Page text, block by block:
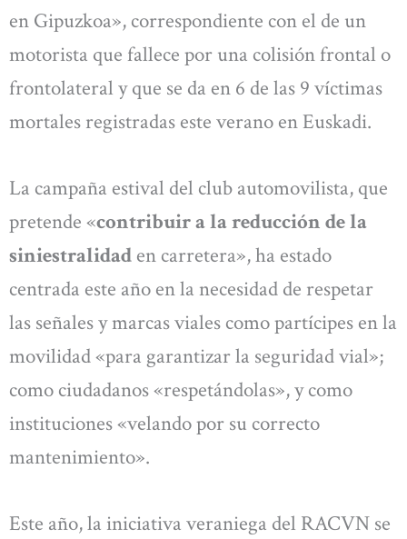
en Gipuzkoa», correspondiente con el de un
motorista que fallece por una colisión frontal o
frontolateral y que se da en 6 de las 9 víctimas
mortales registradas este verano en Euskadi.
La campaña estival del club automovilista, que
pretende «contribuir a la reducción de la
siniestralidad en carretera», ha estado
centrada este año en la necesidad de respetar
las señales y marcas viales como partícipes en la
movilidad «para garantizar la seguridad vial»;
como ciudadanos «respetándolas», y como
instituciones «velando por su correcto
mantenimiento».
Este año, la iniciativa veraniega del RACVN se